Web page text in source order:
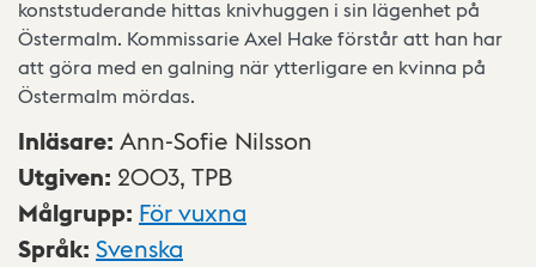
konststuderande hittas knivhuggen i sin lägenhet på
Östermalm. Kommissarie Axel Hake förstår att han har
att göra med en galning när ytterligare en kvinna på
Östermalm mördas.
Inläsare: Ann-Sofie Nilsson
Utgiven: 2003, TPB
Målgrupp: För vuxna
Språk: Svenska